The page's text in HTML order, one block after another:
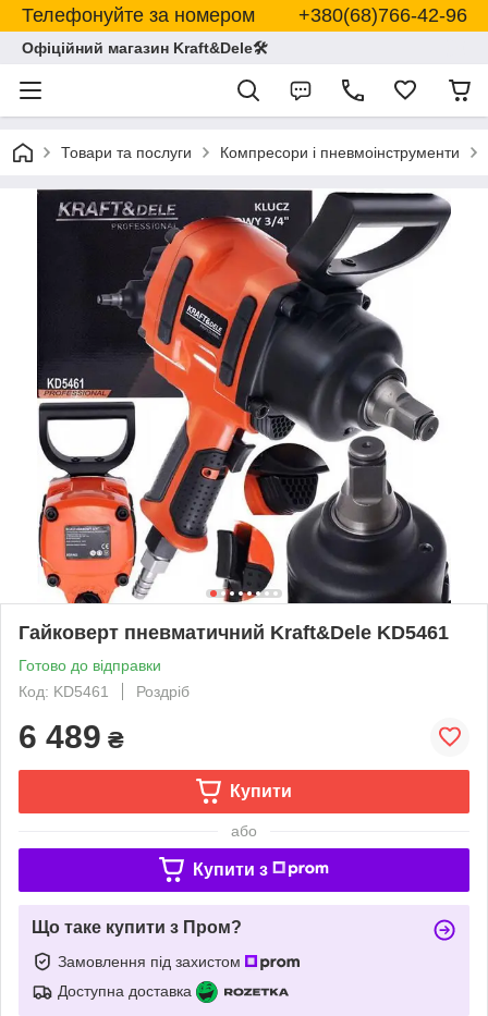
Телефонуйте за номером +380(68)766-42-96
Офіційний магазин Kraft&Dele🛠
Товари та послуги Компресори і пневмоінструменти
Гайковерт пневматичний Kraft&Dele KD5461
Готово до відправки
Код: KD5461
Роздріб
6 489 ₴
Купити
або
Купити з
Що таке купити з Пром?
Замовлення під захистом
Доступна доставка